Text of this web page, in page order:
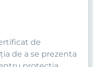
de
de a se prezenta